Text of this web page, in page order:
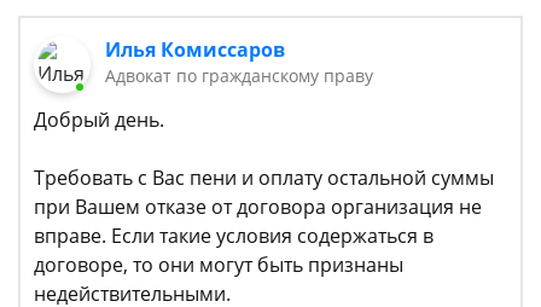
Илья Комиссаров
Адвокат по гражданскому праву
Добрый день.
Требовать с Вас пени и оплату остальной суммы
при Вашем отказе от договора организация не
вправе. Если такие условия содержаться в
договоре, то они могут быть признаны
недействительными.